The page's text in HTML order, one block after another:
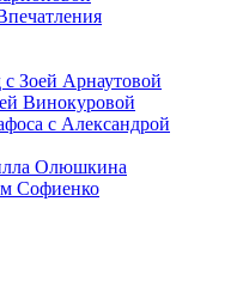
Зоей Арнаутовой
Винокуровой
с Александрой
Олюшкина
Софиенко